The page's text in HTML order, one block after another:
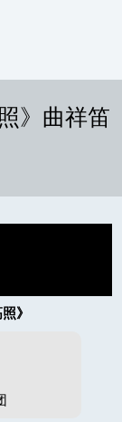
》曲祥笛
》